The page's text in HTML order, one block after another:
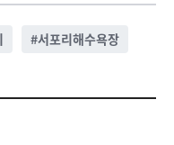
#서포리해수욕장